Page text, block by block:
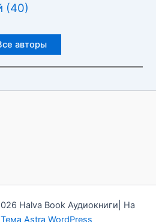
(40)
авторы
Halva Book Аудиокниги| На
Тема Astra WordPress